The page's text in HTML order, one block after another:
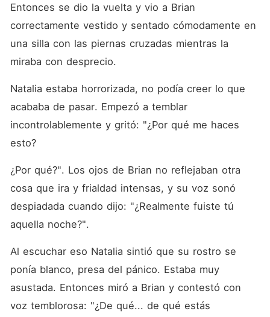
Entonces se dio la vuelta y vio a Brian
correctamente vestido y sentado cómodamente en
una silla con las piernas cruzadas mientras la
miraba con desprecio.
Natalia estaba horrorizada, no podía creer lo que
acababa de pasar. Empezó a temblar
incontrolablemente y gritó: "¿Por qué me haces
esto?
¿Por qué?". Los ojos de Brian no reflejaban otra
cosa que ira y frialdad intensas, y su voz sonó
despiadada cuando dijo: "¿Realmente fuiste tú
aquella noche?".
Al escuchar eso Natalia sintió que su rostro se
ponía blanco, presa del pánico. Estaba muy
asustada. Entonces miró a Brian y contestó con
voz temblorosa: "¿De qué... de qué estás